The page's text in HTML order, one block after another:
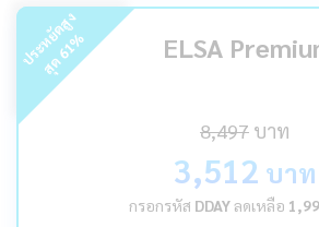
ป
ร
ะ
ห
ยั
ด
สู
ง
สุ
ด
61
% ELSA
8,497 บาท
3,512 บาท
กรอกรหัส DDAYลดเหลือ